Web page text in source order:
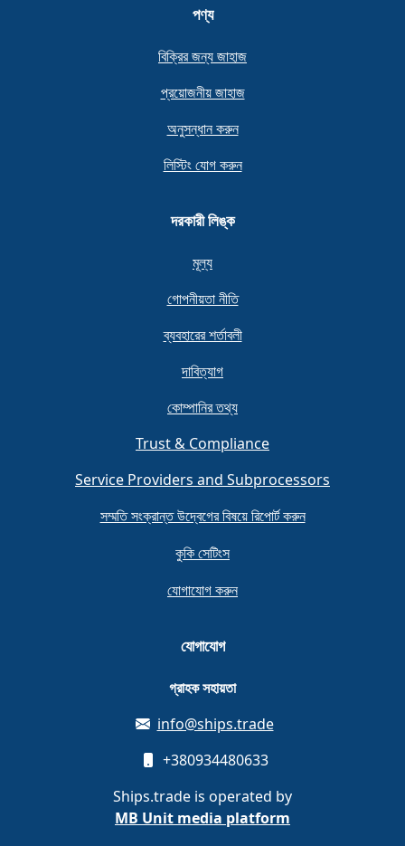
পণ্য
বিক্রির জন্য জাহাজ
প্রয়োজনীয় জাহাজ
অনুসন্ধান করুন
লিস্টিং যোগ করুন
দরকারী লিঙ্ক
মূল্য
গোপনীয়তা নীতি
ব্যবহারের শর্তাবলী
দাবিত্যাগ
কোম্পানির তথ্য
Trust & Compliance
Service Providers and Subprocessors
সম্মতি সংক্রান্ত উদ্বেগের বিষয়ে রিপোর্ট করুন
কুকি সেটিংস
যোগাযোগ করুন
যোগাযোগ
গ্রাহক সহায়তা
info@ships.trade
+380934480633
Ships.trade is operated by
MB Unit media platform